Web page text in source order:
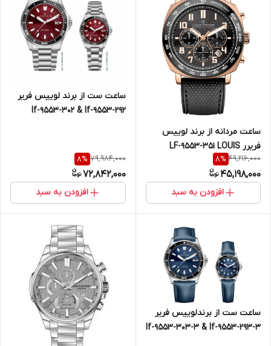
ساعت مردانه از برند لوییس
فریرر LF-9553-351 LOUIS
FRRIER
49,216,000
8%
45,198,000
افزودن به سبد
ساعت ست از برند لوییس فریر
lf-9553-302 & lf-9553-292
79,984,000
8%
72,842,000
افزودن به سبد
ساعت ست از برندلوییس فریر
lf-9553-303-3 & lf-9553-293-3